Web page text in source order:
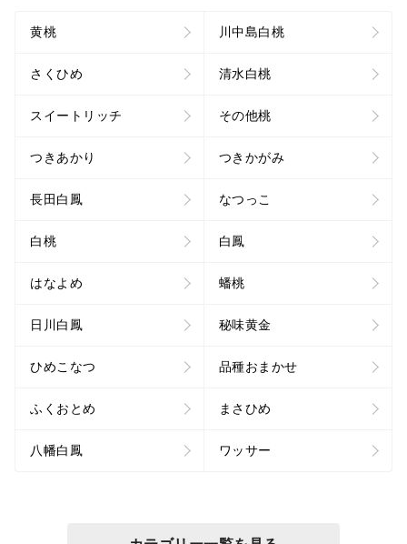
黄桃 川中島白桃
さくひめ 清水白桃
スイートリッチ その他桃
つきあかり つきかがみ
長田白鳳 なつっこ
白桃 白鳳
はなよめ 蟠桃
日川白鳳 秘味黄金
ひめこなつ 品種おまかせ
ふくおとめ まさひめ
八幡白鳳 ワッサー